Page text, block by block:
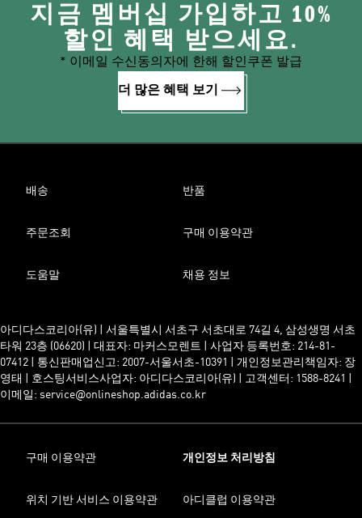
지금 멤버십 가입하고 10%
할인 혜택 받으세요.
* 이메일 수신동의자에 한해 할인쿠폰 발급
더 많은 혜택 보기
배송 반품
주문조회 구매 이용약관
도움말 채용 정보
아디다스코리아(유) | 서울특별시 서초구 서초대로 74길 4, 삼성생명 서초
타워 23층 (06620) | 대표자: 마커스모렌트 | 사업자 등록번호: 214-81-
07412 | 통신판매업신고: 2007-서울서초-10391 | 개인정보관리책임자: 장
영태 | 호스팅서비스사업자: 아디다스코리아(유) | 고객센터: 1588-8241 |
이메일: service@onlineshop.adidas.co.kr
구매 이용약관 개인정보 처리방침
위치 기반 서비스 이용약관 아디클럽 이용약관